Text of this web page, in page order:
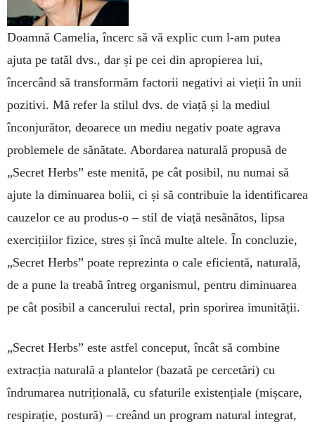
Doamnă Camelia, încerc să vă explic cum l-am putea
ajuta pe tatăl dvs., dar și pe cei din apropierea lui,
încercând să transformăm factorii negativi ai vieții în unii
pozitivi. Mă refer la stilul dvs. de viață și la mediul
înconjurător, deoarece un mediu negativ poate agrava
problemele de sănătate. Abordarea naturală propusă de
„Secret Herbs” este menită, pe cât posibil, nu numai să
ajute la diminuarea bolii, ci și să contribuie la identificarea
cauzelor ce au produs-o – stil de viață nesănătos, lipsa
exercițiilor fizice, stres și încă multe altele. În concluzie,
„Secret Herbs” poate reprezinta o cale eficientă, naturală,
de a pune la treabă întreg organismul, pentru diminuarea
pe cât posibil a cancerului rectal, prin sporirea imunității.
„Secret Herbs” este astfel conceput, încât să combine
extracția naturală a plantelor (bazată pe cercetări) cu
îndrumarea nutrițională, cu sfaturile existențiale (mișcare,
respirație, postură) – creând un program natural integrat,